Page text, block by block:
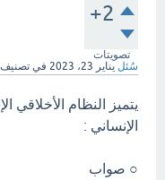
+2
تصويتات
سُئل يناير 23، 2023 في تصنيف
يتميز النظام الأخلاقي
الإنساني :
○ صواب